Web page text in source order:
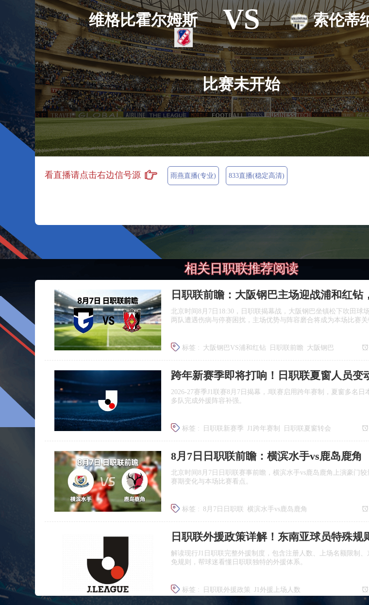
维格比霍尔姆斯 VS
比赛未开始
索伦蒂
看直播请点击右边信号源 雨燕直播(专业) 833直播(稳定高清)
相关日职联推荐阅读
北京时间8月7日18:30，日职联揭幕战，大阪钢巴坐镇松下吹田球
两队遭遇伤病与停赛困扰，主场优势与阵容磨合将成为本场比赛关
标签 : 大阪钢巴VS浦和红钻 日职联前瞻 大阪钢巴
浦和红钻
跨年新赛季即将打响！日职联夏窗人员变
2026‑27赛季J1联赛8月7日揭幕，J联赛启用跨年赛制，夏窗多名日
多队完成外援阵容补强。
标签 : 日职联新赛季 J1跨年赛制
日职联夏窗转会
广岛三箭
8月7日日职联前瞻：横滨水手vs鹿岛鹿角
北京时间8月7日日职联赛事前瞻，横滨水手vs鹿岛鹿角上演豪门
赛期变化与本场比赛看点。
标签 : 8月7日日职联 横滨水手vs鹿岛鹿角
日职联前瞻 日职联
日职联外援政策详解！东南亚球员特殊规
解读现行J1日职联完整外援制度，包含注册人数、上场名额限制
免规则，帮球迷看懂日职联独特的外援体系。
标签 : 日职联外援政策 J1外援上场人数